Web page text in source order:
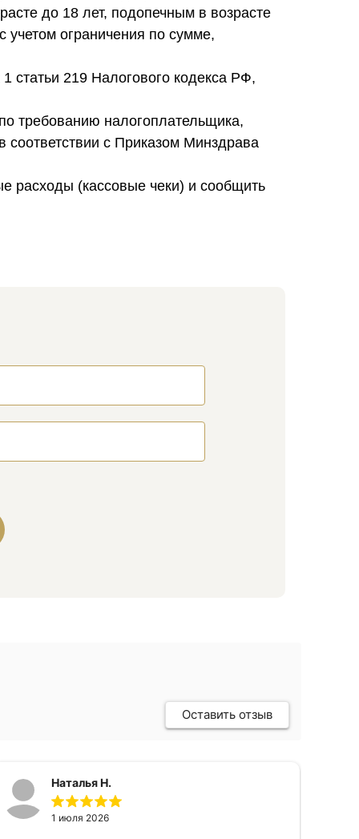
до 18 лет, подопечным в возрасте
учетом ограничения по сумме,
статьи 219 Налогового кодекса РФ,
требованию налогоплательщика,
с Приказом Минздрава
расходы (кассовые чеки) и сообщить
Оставить отзыв
Наталья Н.
1 июля 2026